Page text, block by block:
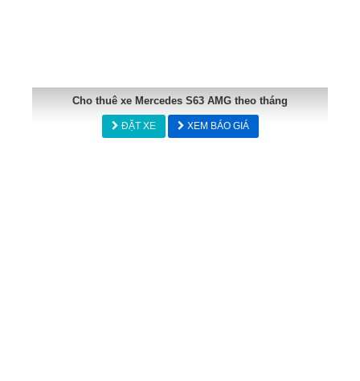
Cho thuê xe Mercedes S63 AMG theo tháng
ĐẶT XE XEM BÁO GIÁ